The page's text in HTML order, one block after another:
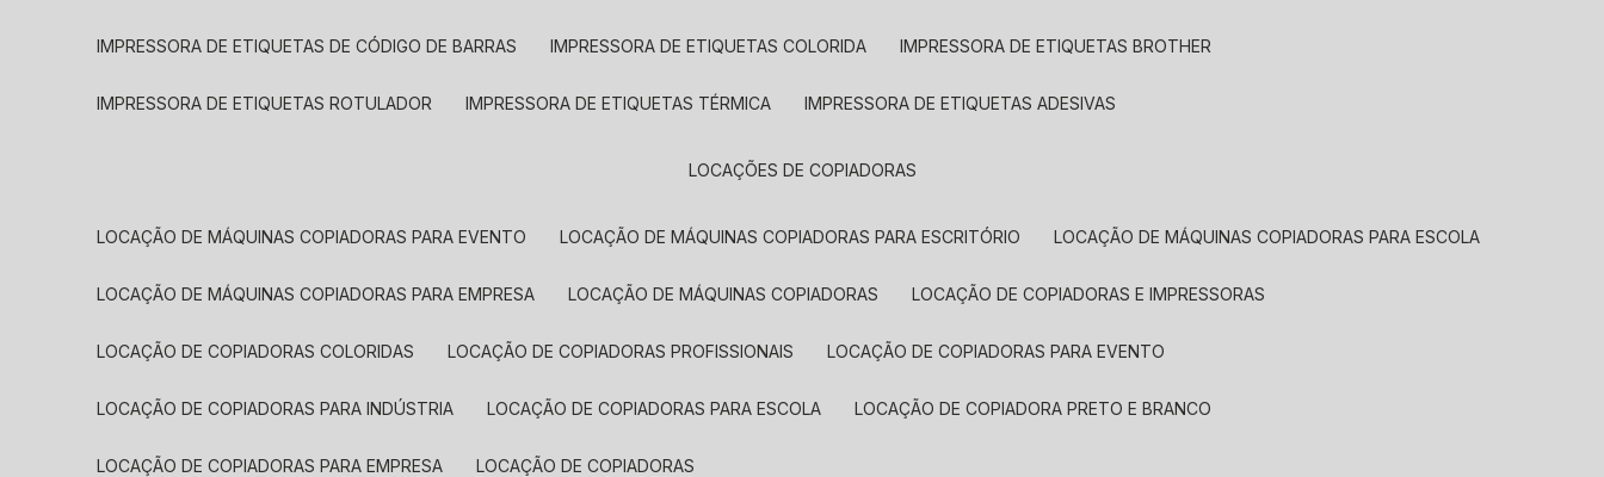
IMPRESSORA DE ETIQUETAS DE CÓDIGO DE BARRAS IMPRESSORA DE ETIQUETAS COLORIDA IMPRESSORA DE ETIQUETAS BROTHER
IMPRESSORA DE ETIQUETAS ROTULADOR IMPRESSORA DE ETIQUETAS TÉRMICA IMPRESSORA DE ETIQUETAS ADESIVAS
LOCAÇÕES DE COPIADORAS
LOCAÇÃO DE MÁQUINAS COPIADORAS PARA EVENTO LOCAÇÃO DE MÁQUINAS COPIADORAS PARA ESCRITÓRIO LOCAÇÃO DE MÁQUINAS COPIADORAS PARA ESCOLA
LOCAÇÃO DE MÁQUINAS COPIADORAS PARA EMPRESA LOCAÇÃO DE MÁQUINAS COPIADORAS LOCAÇÃO DE COPIADORAS E IMPRESSORAS
LOCAÇÃO DE COPIADORAS COLORIDAS LOCAÇÃO DE COPIADORAS PROFISSIONAIS LOCAÇÃO DE COPIADORAS PARA EVENTO
LOCAÇÃO DE COPIADORAS PARA INDÚSTRIA LOCAÇÃO DE COPIADORAS PARA ESCOLA LOCAÇÃO DE COPIADORA PRETO E BRANCO
LOCAÇÃO DE COPIADORAS PARA EMPRESA LOCAÇÃO DE COPIADORAS